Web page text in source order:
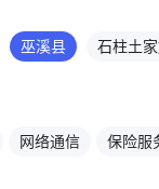
巫溪县 石柱土
网络通信 保险服